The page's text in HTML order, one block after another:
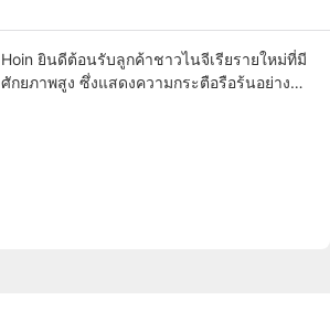
Hoin ยินดีต้อนรับลูกค้าชาวไนจีเรียรายใหม่ที่มี
ศักยภาพสูง ซึ่งแสดงความกระตือรือร้นอย่าง